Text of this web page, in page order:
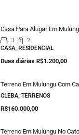
Casa Para Alugar Em
3
2
CASA, RESIDENCIAL
Duas diárias R$1.200,00
Terreno Em Mulungu Com
GLEBA, TERRENOS
R$160.000,00
Terreno Em Mulungu No